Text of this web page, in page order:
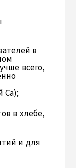
в
всего,
Са);
в хлебе,
и для